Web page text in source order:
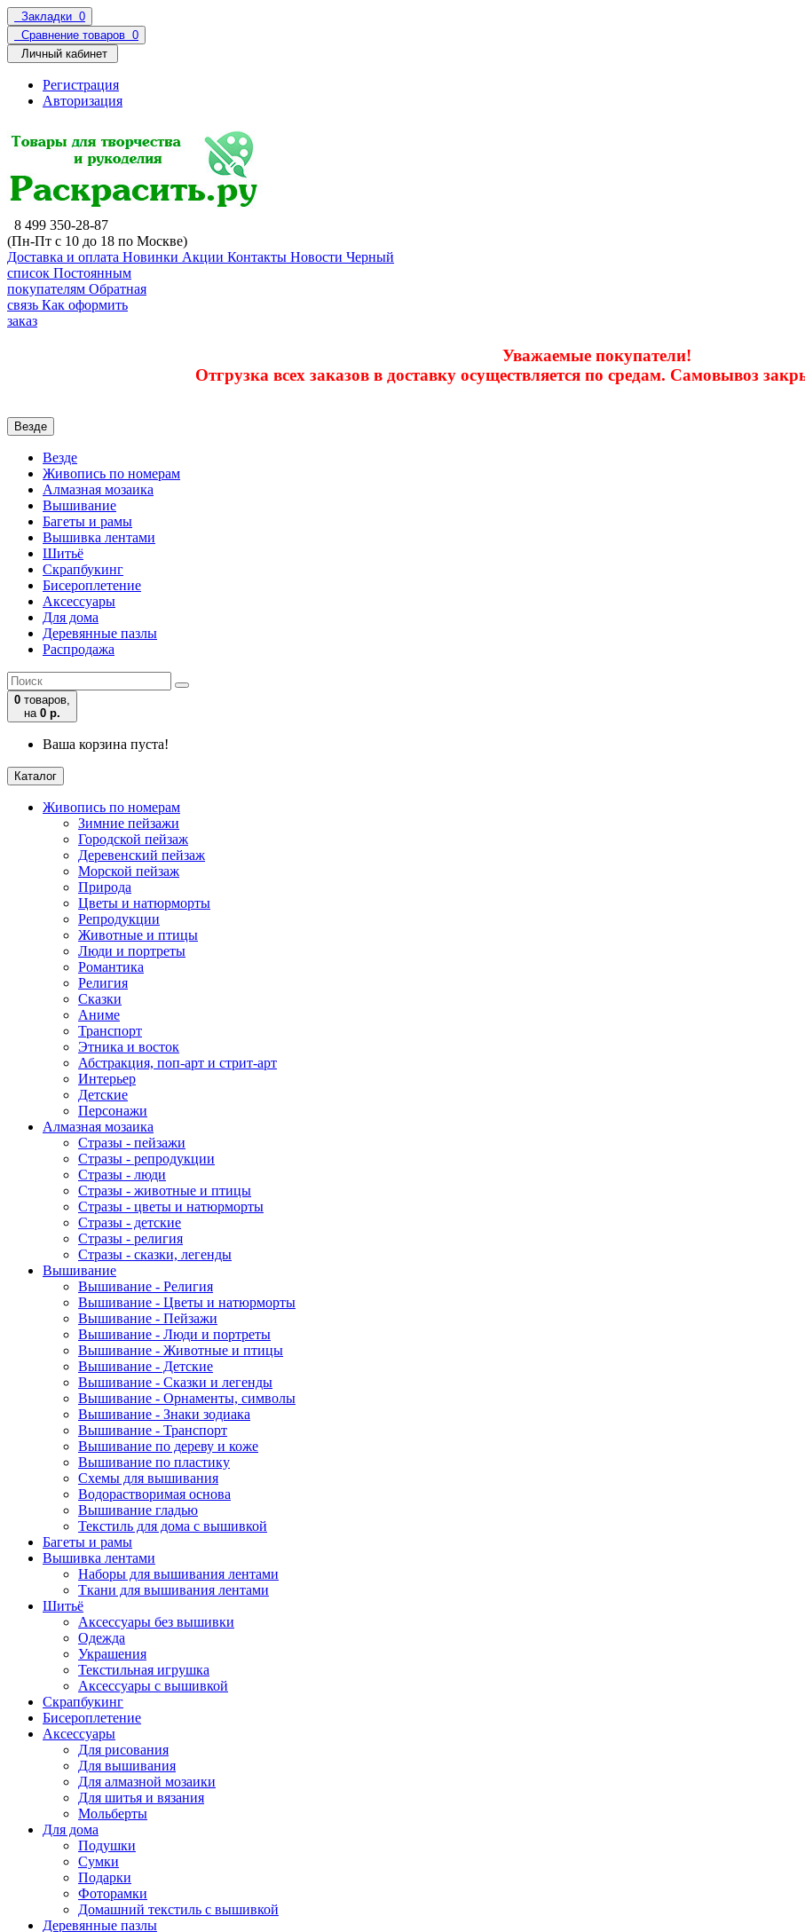
Закладки 0
Сравнение товаров 0
Личный кабинет
Регистрация
Авторизация
8 499 350-28-87
(Пн-Пт с 10 до 18 по Москве)
Доставка и оплата Новинки Акции Контакты Новости Черный
список Постоянным
покупателям Обратная
связь Как оформить
заказ
Уважаемые покупатели!
Отгрузка всех заказов в доставку осуществляется по средам. Самовывоз
Везде
Везде
Живопись по номерам
Алмазная мозаика
Вышивание
Багеты и рамы
Вышивка лентами
Шитьё
Скрапбукинг
Бисероплетение
Аксессуары
Для дома
Деревянные пазлы
Распродажа
0 товаров,
на 0 р.
Ваша корзина пуста!
Каталог
Живопись по номерам
Зимние пейзажи
Городской пейзаж
Деревенский пейзаж
Морской пейзаж
Природа
Цветы и натюрморты
Репродукции
Животные и птицы
Люди и портреты
Романтика
Религия
Сказки
Аниме
Транспорт
Этника и восток
Абстракция, поп-арт и стрит-арт
Интерьер
Детские
Персонажи
Алмазная мозаика
Стразы - пейзажи
Стразы - репродукции
Стразы - люди
Стразы - животные и птицы
Стразы - цветы и натюрморты
Стразы - детские
Стразы - религия
Стразы - сказки, легенды
Вышивание
Вышивание - Религия
Вышивание - Цветы и натюрморты
Вышивание - Пейзажи
Вышивание - Люди и портреты
Вышивание - Животные и птицы
Вышивание - Детские
Вышивание - Сказки и легенды
Вышивание - Орнаменты, символы
Вышивание - Знаки зодиака
Вышивание - Транспорт
Вышивание по дереву и коже
Вышивание по пластику
Схемы для вышивания
Водорастворимая основа
Вышивание гладью
Текстиль для дома с вышивкой
Багеты и рамы
Вышивка лентами
Наборы для вышивания лентами
Ткани для вышивания лентами
Шитьё
Аксессуары без вышивки
Одежда
Украшения
Текстильная игрушка
Аксессуары с вышивкой
Скрапбукинг
Бисероплетение
Аксессуары
Для рисования
Для вышивания
Для алмазной мозаики
Для шитья и вязания
Мольберты
Для дома
Подушки
Сумки
Подарки
Фоторамки
Домашний текстиль с вышивкой
Деревянные пазлы